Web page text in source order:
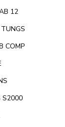
12
COMP
S2000